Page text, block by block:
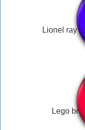
Lionel ray
Lego